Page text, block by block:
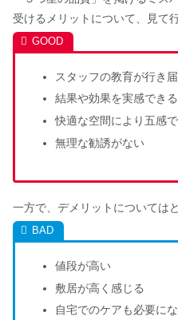
理の口コ
受けるメリットについて、見て
スタッフの教育が行き
結果や効果を実感できる
快適な空間により五感
無理な勧誘がない
一方で、デメリットについては
値段が高い
敷居が高く感じる
自宅でのケアも必要に